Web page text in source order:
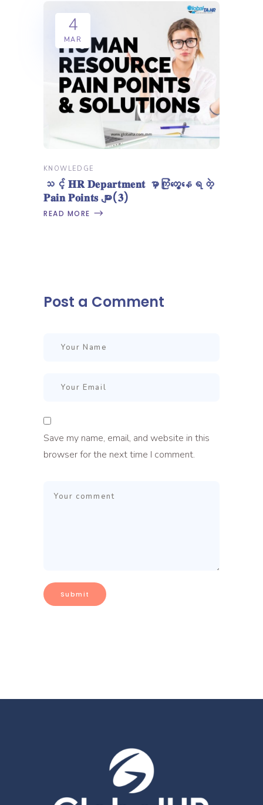
4
MAR
KNOWLEDGE
သင့် 𝐇𝐑 𝐃𝐞𝐩𝐚𝐫𝐭𝐦𝐞𝐧𝐭 မှာကြုံတွေ့နေရတဲ့
𝐏𝐚𝐢𝐧 𝐏𝐨𝐢𝐧𝐭𝐬 များ(𝟑)
READ MORE
Post a Comment
Save my name, email, and website in this
browser for the next time I comment.